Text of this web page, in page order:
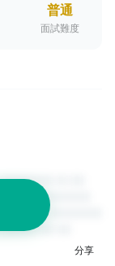
普通
面試難度
分享